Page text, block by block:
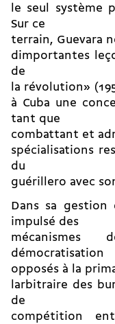
le seul système
Sur ce
terrain, Guevara
dimportantes
de
la révolution»
à Cuba une
tant que
combattant et
spécialisations
du
guérillero avec
Dans sa gestion
impulsé des
démocratisation
opposés à la
larbitraire des
de
compétition